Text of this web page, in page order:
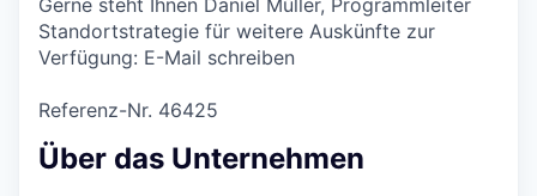
Standortstrategie für weitere Auskünfte zur
Verfügung: E-Mail schreiben
Referenz-Nr. 46425
Über das Unternehmen